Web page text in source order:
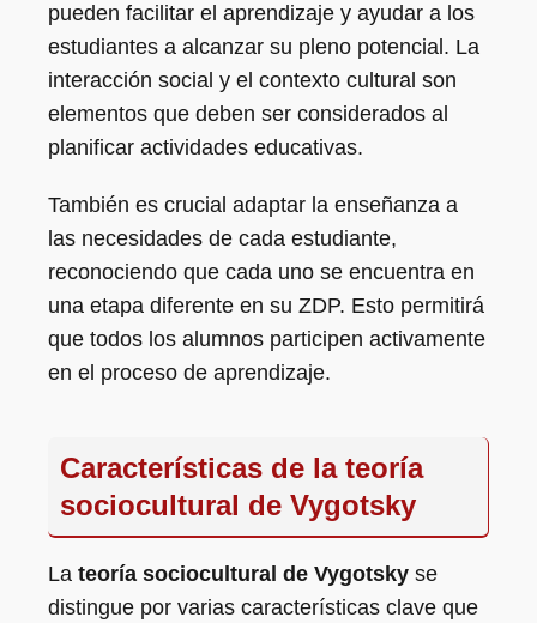
pueden facilitar el aprendizaje y ayudar a los
estudiantes a alcanzar su pleno potencial. La
interacción social y el contexto cultural son
elementos que deben ser considerados al
planificar actividades educativas.
También es crucial adaptar la enseñanza a
las necesidades de cada estudiante,
reconociendo que cada uno se encuentra en
una etapa diferente en su ZDP. Esto permitirá
que todos los alumnos participen activamente
en el proceso de aprendizaje.
Características de la teoría
sociocultural de Vygotsky
La teoría sociocultural de Vygotsky se
distingue por varias características clave que